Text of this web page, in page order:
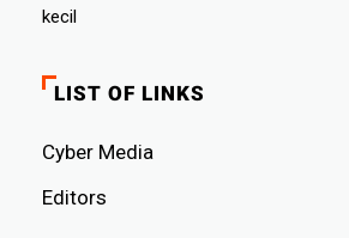
kecil
LIST OF LINKS
Cyber ​​Media
Editors